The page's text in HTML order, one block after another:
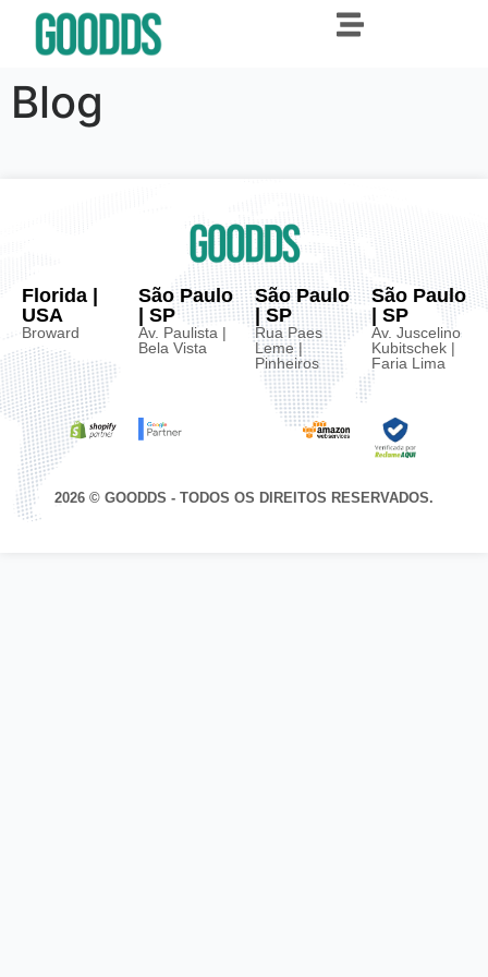
Blog
Florida |
USA
Broward
São Paulo
| SP
Av. Paulista |
Bela Vista
São Paulo
| SP
Rua Paes
Leme |
Pinheiros
São Paulo
| SP
Av. Juscelino
Kubitschek |
Faria Lima
2026 © GOODDS - TODOS OS DIREITOS RESERVADOS.